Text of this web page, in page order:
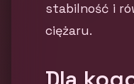
stabilność i
ciężaru.